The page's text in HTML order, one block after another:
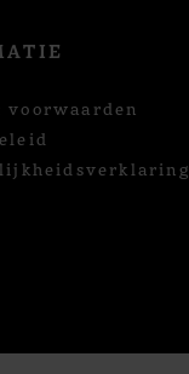
voorwaarden